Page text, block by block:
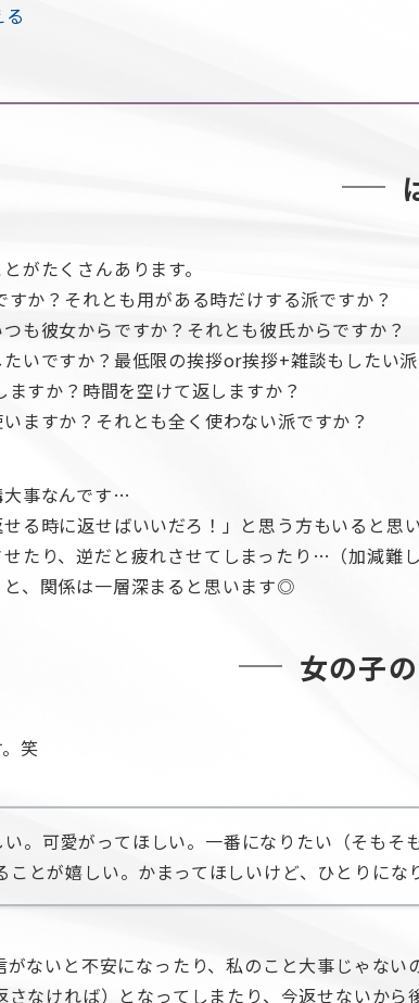
がたくさんあります。
すか？それとも用がある時だけする派ですか？
も彼女からですか？それとも彼氏からですか？
いですか？最低限の挨拶or挨拶+雑談もしたい派
ますか？時間を空けて返しますか？
ますか？それとも全く使わない派ですか？
大事なんです…
せる時に返せばいいだろ！」と思う方もいると思
たり、逆だと疲れさせてしまったり…（加減難
、関係は一層深まると思います◎
女の子
笑
。可愛がってほしい。一番になりたい（そもそ
とが嬉しい。かまってほしいけど、ひとりにな
ないと不安になったり、私のこと大事じゃな
さなければ）となってしまたり、今返せないか